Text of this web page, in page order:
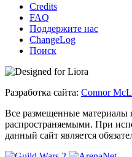
Credits
FAQ
Поддержите нас
ChangeLog
Поиск
Разработка сайта: Connor
Все размещенные материалы
распространяемыми. При
данный сайт является